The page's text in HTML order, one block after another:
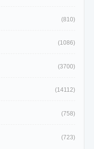
(810)
(1086)
(3700)
(14112)
(758)
(723)